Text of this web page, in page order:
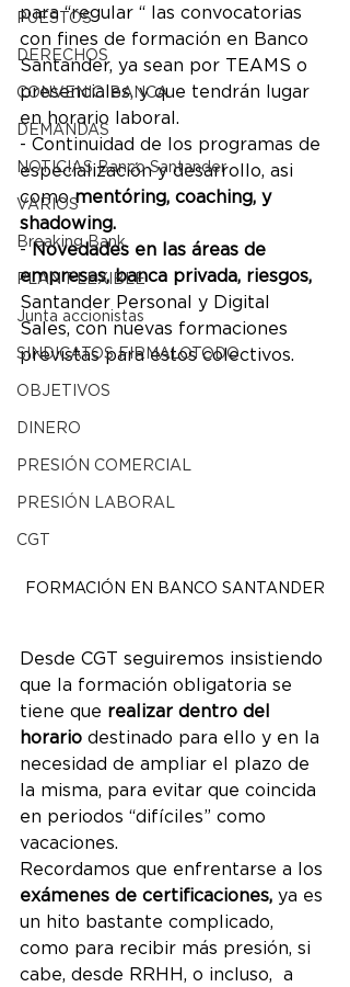
PUESTOS
DERECHOS
CONVENIO BANCA
DEMANDAS
NOTICIAS Banco Santander
VARIOS
Breaking Bank
PLAN FLEXIBLE
Junta accionistas
SINDICATOS FIRMALOTODO
OBJETIVOS
DINERO
PRESIÓN COMERCIAL
PRESIÓN LABORAL
CGT
para “regular “ las convocatorias
con fines de formación en Banco
Santander, ya sean por TEAMS o
presenciales, y que tendrán lugar
en horario laboral.
- Continuidad de los programas de
especialización y desarrollo, asi
como mentóring, coaching, y
shadowing.
- Novedades en las áreas de
empresas, banca privada, riesgos,
Santander Personal y Digital
Sales, con nuevas formaciones
previstas para estos colectivos.
FORMACIÓN EN BANCO SANTANDER
Desde CGT seguiremos insistiendo
que la formación obligatoria se
tiene que realizar dentro del
horario destinado para ello y en la
necesidad de ampliar el plazo de
la misma, para evitar que coincida
en periodos “difíciles” como
vacaciones.
Recordamos que enfrentarse a los
exámenes de certificaciones, ya es
un hito bastante complicado,
como para recibir más presión, si
cabe, desde RRHH, o incluso,  a